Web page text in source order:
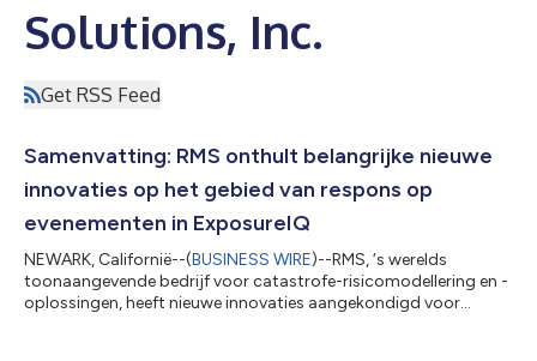
Solutions, Inc.
Get RSS Feed
Samenvatting: RMS onthult belangrijke nieuwe
innovaties op het gebied van respons op
evenementen in ExposureIQ
NEWARK, Californië--(BUSINESS WIRE)--RMS, ‘s werelds
toonaangevende bedrijf voor catastrofe-risicomodellering en -
oplossingen, heeft nieuwe innovaties aangekondigd voor